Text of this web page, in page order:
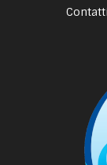
Contatti